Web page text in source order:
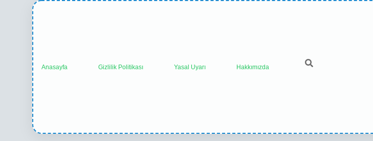
Anasayfa Gizlilik Politikası Yasal Uyarı Hakkımızda